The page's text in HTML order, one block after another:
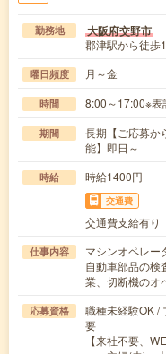
勤務地 大阪府交野市
郡津駅から徒歩
曜日頻度 月～金
時間 8:00～17:00※表
期間
長期【ご応募か
能】即日～
時給 時給1400円
交通費
交通費支給有り
仕事内容
マシンオペレー
自動車部品の検
業、切断機のオ
応募資格
職種未経験OK /
要
【来社不要、